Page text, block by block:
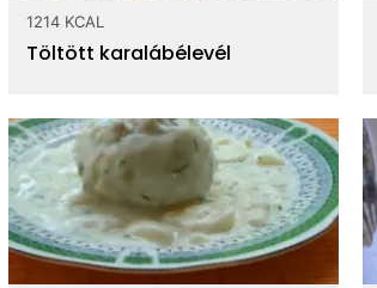
1214 KCAL
Töltött karalábélevél